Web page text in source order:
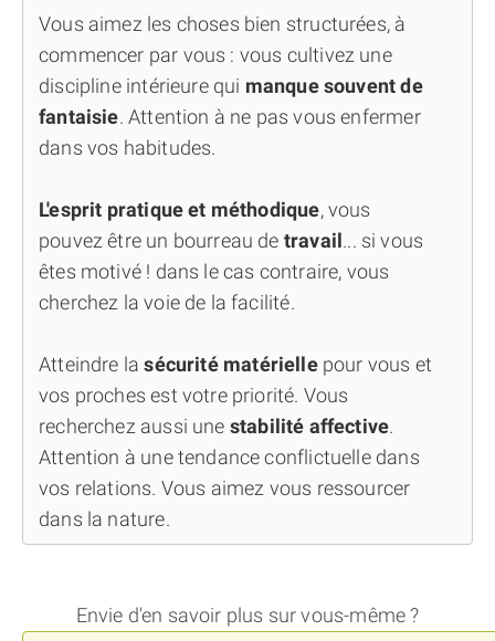
Vous aimez les choses bien structurées, à
commencer par vous : vous cultivez une
discipline intérieure qui manque souvent de
fantaisie. Attention à ne pas vous enfermer
dans vos habitudes.
L'esprit pratique et méthodique, vous
pouvez être un bourreau de travail... si vous
êtes motivé ! dans le cas contraire, vous
cherchez la voie de la facilité.
Atteindre lasécurité matérielle pour vous et
vos proches est votre priorité. Vous
recherchez aussi une stabilité affective.
Attention à une tendance conflictuelle dans
vos relations. Vous aimez vous ressourcer
dans la nature.
Envie d'en savoir plus sur vous-même ?